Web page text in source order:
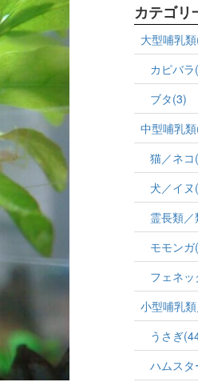
カテゴリ
大型哺乳
カピバラ
ブタ(3)
中型哺乳
猫／ネ
犬／イ
霊長類
モモンガ
フェネ
小型哺乳
うさぎ
ハムス